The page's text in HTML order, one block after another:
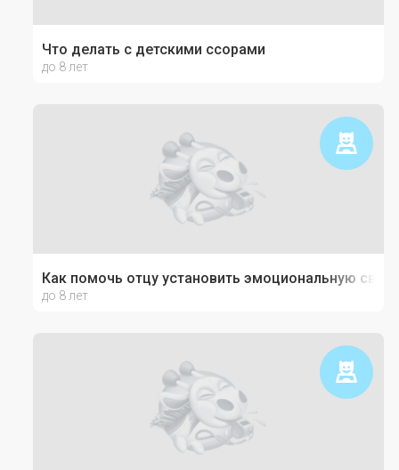
Что делать с детскими ссорами
до 8 лет
Как помочь отцу установить эмоциональную
до 8 лет